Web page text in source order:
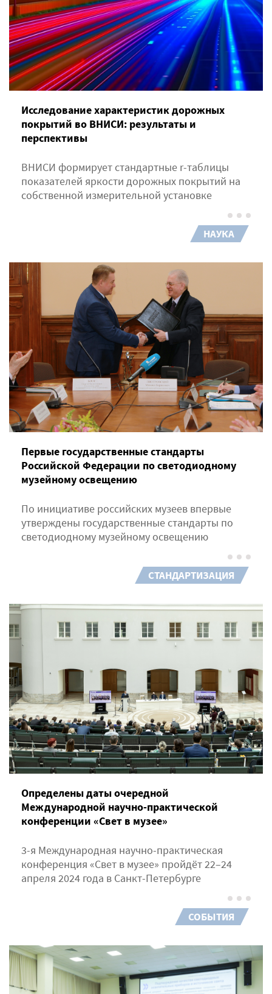
Исследование характеристик дорожных
покрытий во ВНИСИ: результаты и
перспективы
ВНИСИ формирует стандартные r-таблицы
показателей яркости дорожных покрытий на
собственной измерительной установке
НАУКА
Первые государственные стандарты
Российской Федерации по светодиодному
музейному освещению
По инициативе российских музеев впервые
утверждены государственные стандарты по
светодиодному музейному освещению
СТАНДАРТИЗАЦИЯ
Определены даты очередной
Международной научно-практической
конференции «Свет в музее»
3-я Международная научно-практическая
конференция «Свет в музее» пройдёт 22–24
апреля 2024 года в Санкт-Петербурге
СОБЫТИЯ